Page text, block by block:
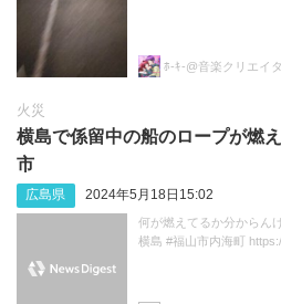
ﾎ-ｷ-@音楽クリエイ
火災
横島で係留中の船のロープが燃
市
広島県 2024年5月18日15:02
何が燃えてるか分からん
横島 #福山市内海町